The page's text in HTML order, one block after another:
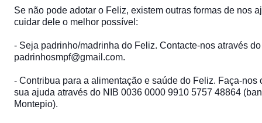
Se não pode adotar o Feliz, existem outras formas de nos
cuidar dele o melhor possível:
- Seja padrinho/madrinha do Feliz. Contacte-nos através
padrinhosmpf@gmail.com.
- Contribua para a alimentação e saúde do Feliz. Faça-nos
sua ajuda através do NIB 0036 0000 9910 5757 48864
Montepio).